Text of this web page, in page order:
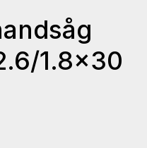
1.8×30